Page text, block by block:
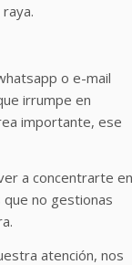
o e-mail
irrumpe en
importante, ese
a concentrarte en
no gestionas
atención, nos